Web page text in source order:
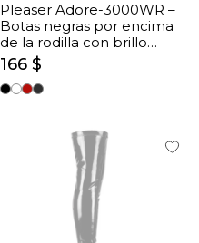
Pleaser Adore-3000WR –
Botas negras por encima
de la rodilla con brillo
(tacón 17,8 cm)
166 $